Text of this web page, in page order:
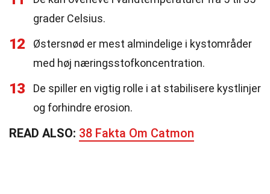
grader Celsius.
12
Østersnød er mest almindelige i kystområder
med høj næringsstofkoncentration.
13
De spiller en vigtig rolle i at stabilisere kystlinjer
og forhindre erosion.
READ ALSO: 38 Fakta Om Catmon